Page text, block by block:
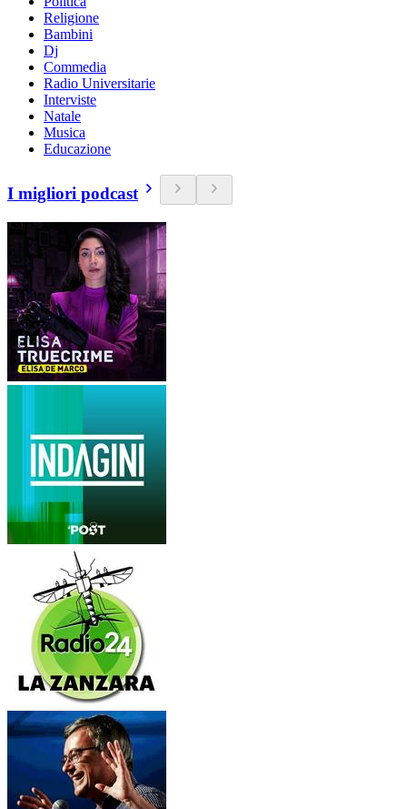
Religione
Bambini
Dj
Commedia
Radio Universitarie
Interviste
Natale
Musica
Educazione
I migliori podcast